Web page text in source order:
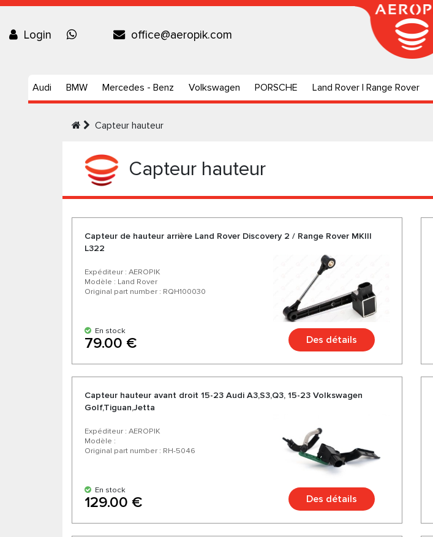
Login office@aeropik.com
Audi BMW Mercedes - Benz Volkswagen PORSCHE Land Rover | Range Rover
Capteur hauteur
Capteur hauteur
Capteur de hauteur arrière Land Rover Discovery 2 / Range Rover MKIII
L322
Expéditeur : AEROPIK
Modèle : Land Rover
Original part number : RQH100030
En stock
79.00 € Des détails
Capteur hauteur avant droit 15-23 Audi A3,S3,Q3, 15-23 Volkswagen
Golf,Tiguan,Jetta
Expéditeur : AEROPIK
Modèle :
Original part number : RH-5046
En stock
129.00 € Des détails